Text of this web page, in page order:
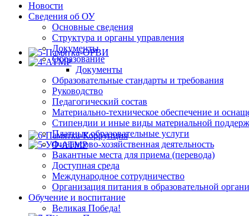
Новости
Сведения об ОУ
Основные сведения
Структура и органы управления
Документы
Образование
Документы
Образовательные стандарты и требования
Руководство
Педагогический состав
Материально-техническое обеспечение и
Стипендии и иные виды материальной
Платные образовательные услуги
Финансово-хозяйственная деятельность
Вакантные места для приема (перевода)
Доступная среда
Международное сотрудничество
Организация питания в образовательной
Обучение и воспитание
Великая Победа!